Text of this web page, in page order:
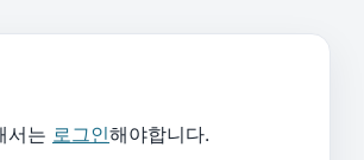
서는 로그인해야합니다.